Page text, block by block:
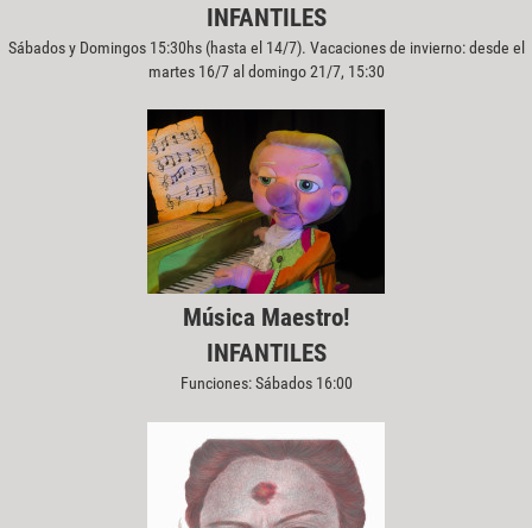
INFANTILES
Sábados y Domingos 15:30hs (hasta el 14/7). Vacaciones de invierno: desde el
martes 16/7 al domingo 21/7, 15:30
Música Maestro!
INFANTILES
Funciones: Sábados 16:00